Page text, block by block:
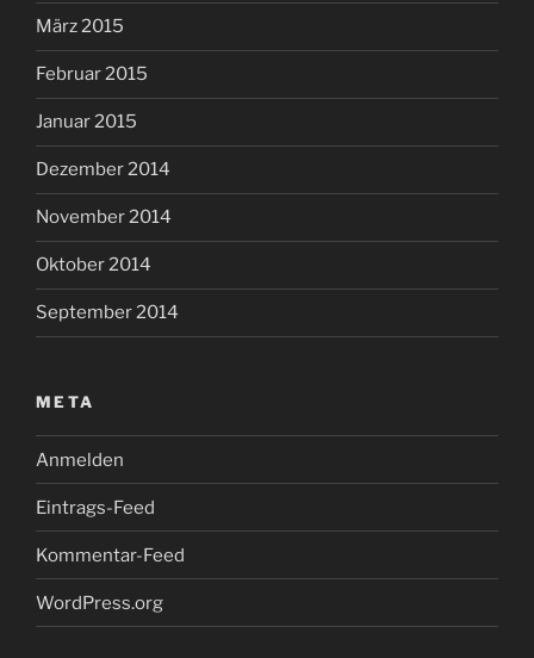
März 2015
Februar 2015
Januar 2015
Dezember 2014
November 2014
Oktober 2014
September 2014
META
Anmelden
Eintrags-Feed
Kommentar-Feed
WordPress.org